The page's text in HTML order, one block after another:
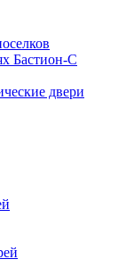
Бастион-С
двери